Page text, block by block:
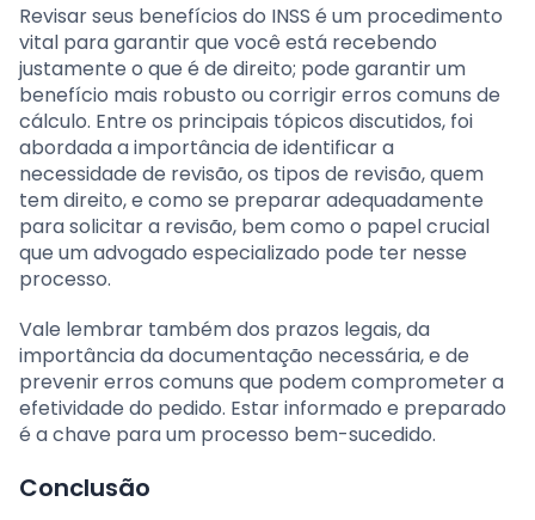
Revisar seus benefícios do INSS é um procedimento
vital para garantir que você está recebendo
justamente o que é de direito; pode garantir um
benefício mais robusto ou corrigir erros comuns de
cálculo. Entre os principais tópicos discutidos, foi
abordada a importância de identificar a
necessidade de revisão, os tipos de revisão, quem
tem direito, e como se preparar adequadamente
para solicitar a revisão, bem como o papel crucial
que um advogado especializado pode ter nesse
processo.
Vale lembrar também dos prazos legais, da
importância da documentação necessária, e de
prevenir erros comuns que podem comprometer a
efetividade do pedido. Estar informado e preparado
é a chave para um processo bem-sucedido.
Conclusão